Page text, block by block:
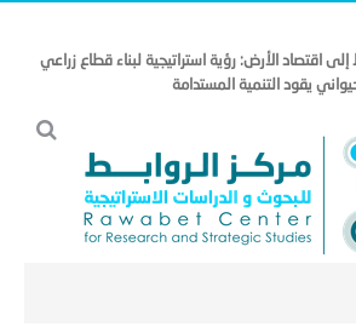
على منظومة الأمن الخليجي العربي .. (18)